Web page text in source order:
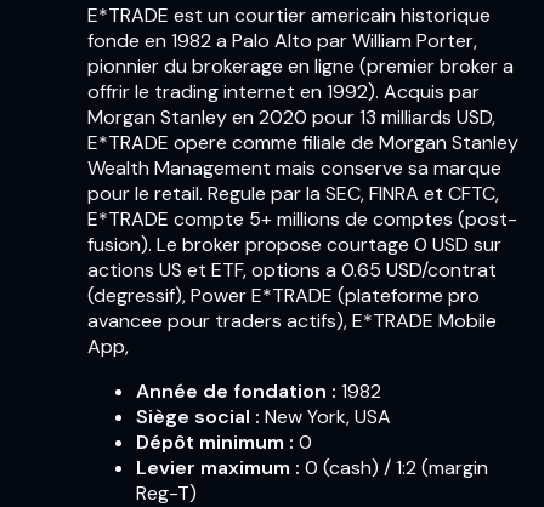
E*TRADE est un courtier americain historique
fonde en 1982 a Palo Alto par William Porter,
pionnier du brokerage en ligne (premier broker a
offrir le trading internet en 1992). Acquis par
Morgan Stanley en 2020 pour 13 milliards USD,
E*TRADE opere comme filiale de Morgan Stanley
Wealth Management mais conserve sa marque
pour le retail. Regule par la SEC, FINRA et CFTC,
E*TRADE compte 5+ millions de comptes (post-
fusion). Le broker propose courtage 0 USD sur
actions US et ETF, options a 0.65 USD/contrat
(degressif), Power E*TRADE (plateforme pro
avancee pour traders actifs), E*TRADE Mobile
App,
Année de fondation : 1982
Siège social : New York, USA
Dépôt minimum : 0
Levier maximum : 0 (cash) / 1:2 (margin
Reg-T)